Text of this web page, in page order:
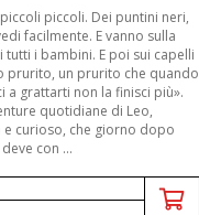
piccoli. Dei puntini neri,
facilmente. E vanno sulla
tutti i bambini. E poi sui capelli
prurito, un prurito che quando
a grattarti non la finisci più».
quotidiane di Leo,
e curioso, che giorno dopo
con ...